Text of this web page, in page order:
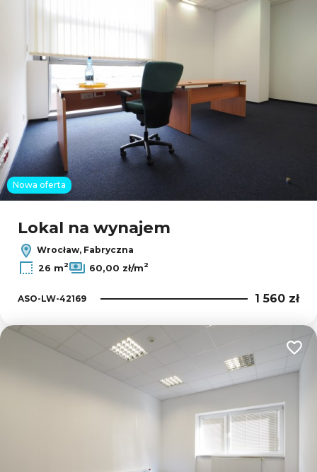
Nowa oferta
Lokal na wynajem
Wrocław, Fabryczna
26 m2 60,00 zł/m2
ASO-LW-42169 1 560 zł